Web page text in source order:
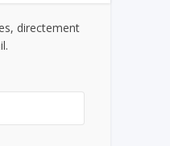
directement